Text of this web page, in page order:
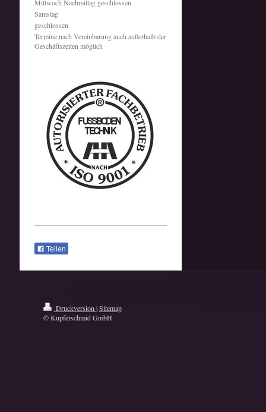
Mittwoch Nachmittag geschlossen
Samstag
geschlossen
Termine nach Vereinbarung auch außerhalb der
Geschäftszeiten möglich
Teilen
Druckversion | Sitemap
© Kupferschmid GmbH